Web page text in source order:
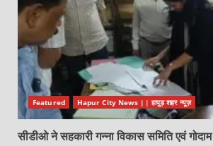
Featured Hapur City News || हापुड़ शहर न्यूज़
सीडीओ ने सहकारी गन्ना विकास समिति एवं गोदाम